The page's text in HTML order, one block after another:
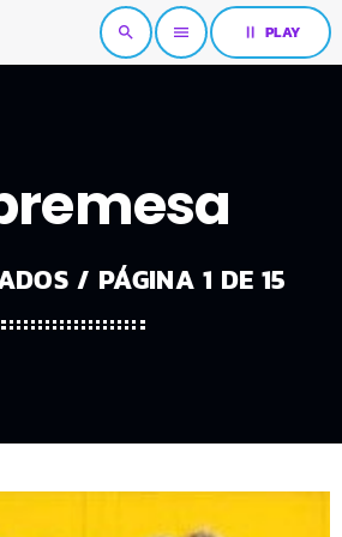
search menu pause PLAY
/ PÁGINA 1 DE 15